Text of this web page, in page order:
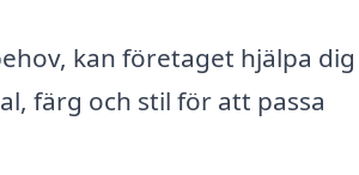
kan företaget hjälpa dig
färg och stil för att passa